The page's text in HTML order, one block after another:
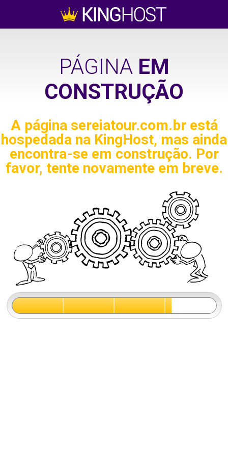
PÁGINA EM
CONSTRUÇÃO
A página sereiatour.com.brestá
hospedada na KingHost, mas ainda
encontra-se em construção. Por
favor, tente novamente em breve.